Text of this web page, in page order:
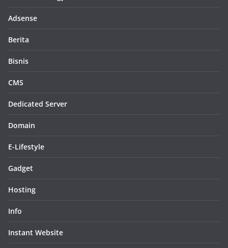
Adsense
Berita
Bisnis
CMS
Dedicated Server
Domain
E-Lifestyle
Gadget
Hosting
Info
Instant Website